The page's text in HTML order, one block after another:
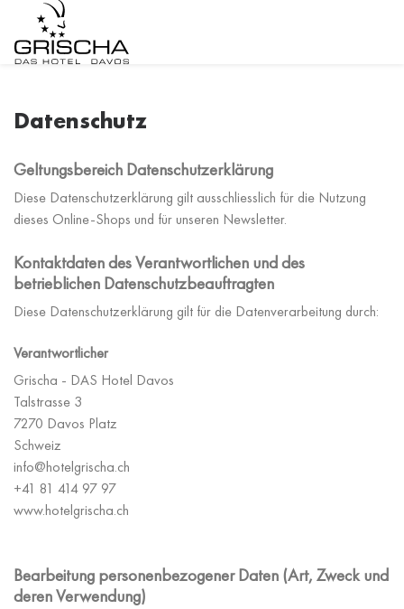
Datenschutz
Geltungsbereich Datenschutzerklärung
Diese Datenschutzerklärung gilt ausschliesslich für die Nutzung
dieses Online-Shops und für unseren Newsletter.
Kontaktdaten des Verantwortlichen und des
betrieblichen Datenschutzbeauftragten
Diese Datenschutzerklärung gilt für die Datenverarbeitung durch:
Verantwortlicher
Grischa - DAS Hotel Davos
Talstrasse 3
7270 Davos Platz
Schweiz
info@hotelgrischa.ch
+41 81 414 97 97
www.hotelgrischa.ch
Bearbeitung personenbezogener Daten (Art, Zweck und
deren Verwendung)